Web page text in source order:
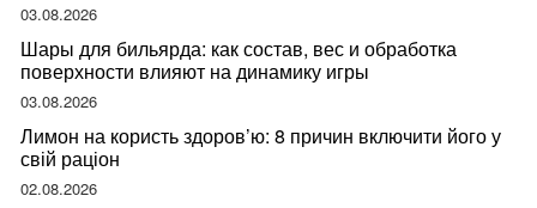
03.08.2026
Шары для бильярда: как состав, вес и обработка
поверхности влияют на динамику игры
03.08.2026
Лимон на користь здоров’ю: 8 причин включити його у
свій раціон
02.08.2026